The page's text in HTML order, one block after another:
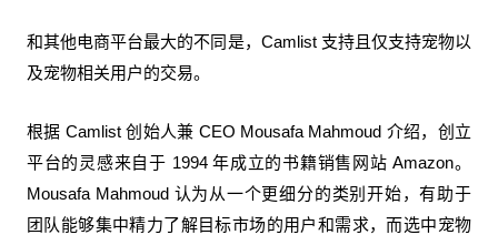
和其他电商平台最大的不同是，Camlist 支持且仅支持宠物以
及宠物相关用户的交易。
根据 Camlist 创始人兼 CEO Mousafa Mahmoud 介绍，创立
平台的灵感来自于 1994 年成立的书籍销售网站 Amazon。
Mousafa Mahmoud 认为从一个更细分的类别开始，有助于
团队能够集中精力了解目标市场的用户和需求，而选中宠物